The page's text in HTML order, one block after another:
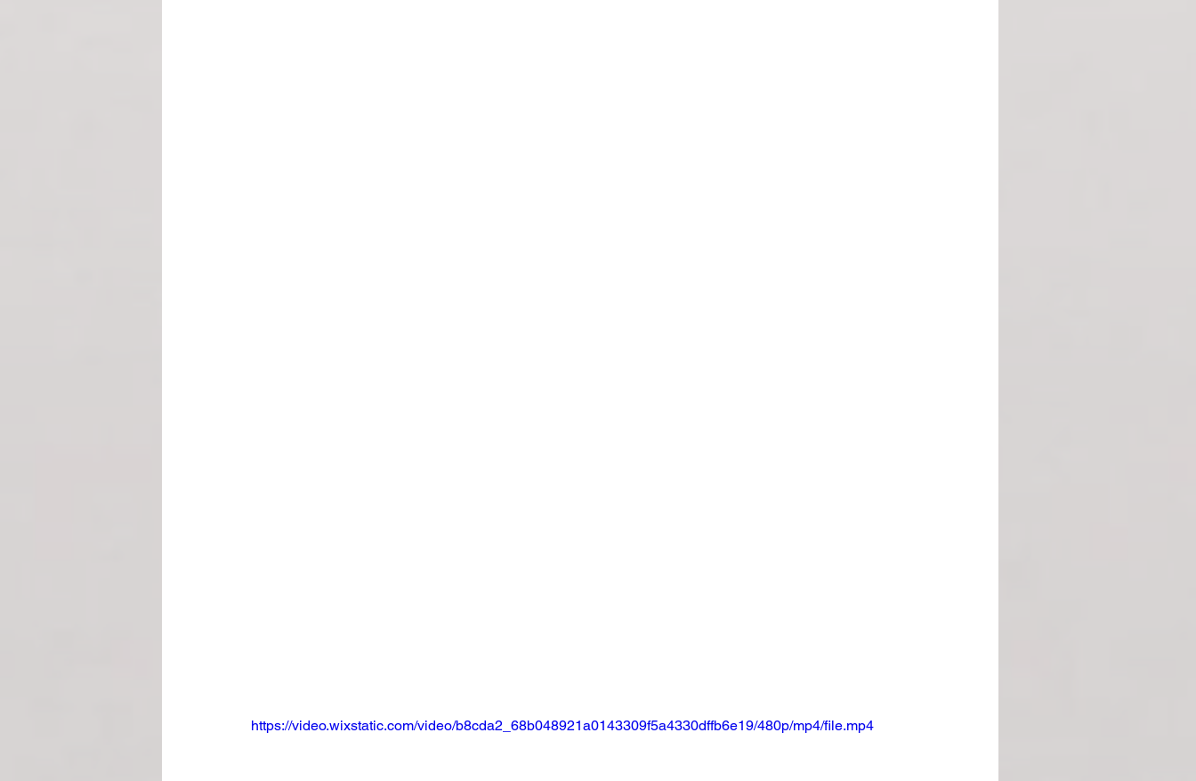
https://video.wixstatic.com/video/b8cda2_68b048921a0143309f5a4330dffb6e19/480p/mp4/file.mp4